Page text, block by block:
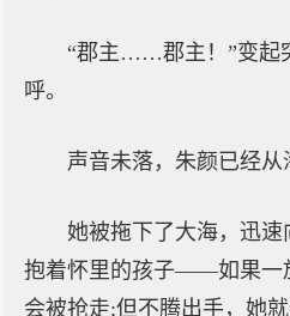
“郡主……郡主！”变起
呼。
声音未落，朱颜已经从
她被拖下了大海，迅
抱着怀里的孩子——如果一
会被抢走;但不腾出手，她